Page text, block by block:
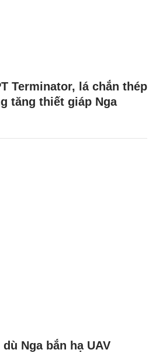
Terminator, lá chắn thép
tăng thiết giáp Nga
Nga bắn hạ UAV